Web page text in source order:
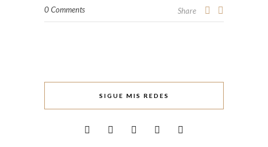
0 Comments Share
SIGUE MIS REDES